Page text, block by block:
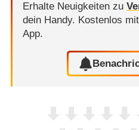
Erhalte Neuigkeiten zu
dein Handy. Kostenlos
App.